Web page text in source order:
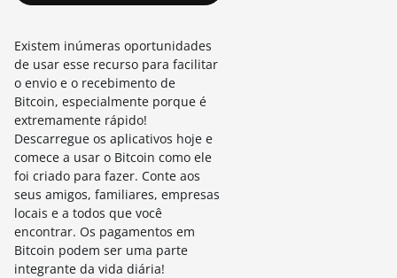
Existem inúmeras oportunidades
de usar esse recurso para facilitar
o envio e o recebimento de
Bitcoin, especialmente porque é
extremamente rápido!
Descarregue os aplicativos hoje e
comece a usar o Bitcoin como ele
foi criado para fazer. Conte aos
seus amigos, familiares, empresas
locais e a todos que você
encontrar. Os pagamentos em
Bitcoin podem ser uma parte
integrante da vida diária!